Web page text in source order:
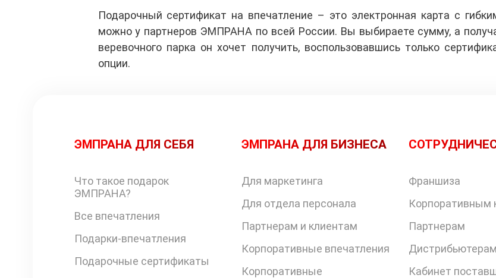
Подарочный сертификат на впечатление – это электронная карта с
можно у партнеров ЭМПРАНА по всей России. Вы выбираете сумму, а
веревочного парка он хочет получить, воспользовавшись только
опции.
ЭМПРАНА ДЛЯ СЕБЯ
Что такое подарок
ЭМПРАНА?
Все впечатления
Подарки-впечатления
Подарочные сертификаты
ЭМПРАНА ДЛЯ БИЗНЕСА
Для маркетинга
Для отдела персонала
Партнерам и клиентам
Корпоративные впечатления
Корпоративные
Франшиза
Корпоративным
Партнерам
Дистрибьютерам
Кабинет